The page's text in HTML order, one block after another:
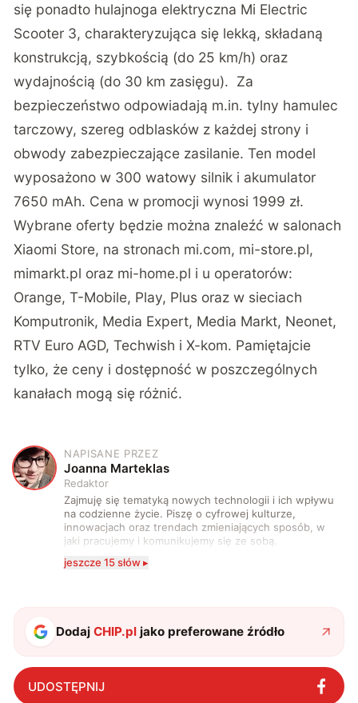
się ponadto hulajnoga elektryczna Mi Electric
Scooter 3, charakteryzująca się lekką, składaną
konstrukcją, szybkością (do 25 km/h) oraz
wydajnością (do 30 km zasięgu). Za
bezpieczeństwo odpowiadają m.in. tylny hamulec
tarczowy, szereg odblasków z każdej strony i
obwody zabezpieczające zasilanie. Ten model
wyposażono w 300 watowy silnik i akumulator
7650 mAh. Cena w promocji wynosi 1999 zł.
Wybrane oferty będzie można znaleźć w salonach
Xiaomi Store, na stronach mi.com, mi-store.pl,
mimarkt.pl oraz mi-home.pl i u operatorów:
Orange, T-Mobile, Play, Plus oraz w sieciach
Komputronik, Media Expert, Media Markt, Neonet,
RTV Euro AGD, Techwish i X-kom. Pamiętajcie
tylko, że ceny i dostępność w poszczególnych
kanałach mogą się różnić.
J
NAPISANE PRZEZ
Joanna Marteklas
Redaktor
Zajmuję się tematyką nowych technologii i ich wpływu
na codzienne życie. Piszę o cyfrowej kulturze,
innowacjach oraz trendach zmieniających sposób, w
jaki pracujemy i komunikujemy się ze sobą.
Szczególnie interesuje mnie relacja między rozwojem
technologii a współczesną popkulturą. W wolnych
jeszcze 15 słów ▸
DodajCHIP.pl jako preferowane źródło
UDOSTĘPNIJ